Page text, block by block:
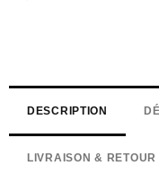
DESCRIPTION
LIVRAISON & RETOUR